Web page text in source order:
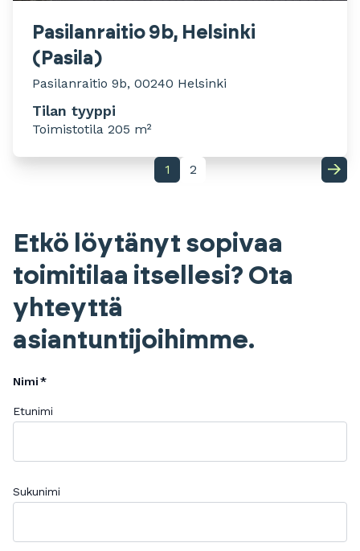
Pasilanraitio 9b, Helsinki
(Pasila)
Pasilanraitio 9b, 00240 Helsinki
Tilan tyyppi
Toimistotila 205 m²
1 2
Etkö löytänyt sopivaa
toimitilaa itsellesi? Ota
yhteyttä
asiantuntijoihimme.
Nimi
Etunimi
Sukunimi